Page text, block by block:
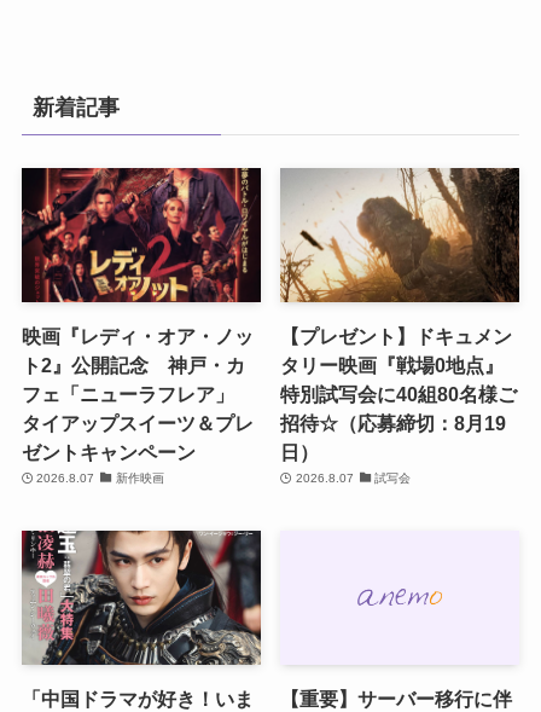
新着記事
映画『レディ・オア・ノッ
ト2』公開記念 神戸・カ
フェ「ニューラフレア」
タイアップスイーツ＆プレ
ゼントキャンペーン
2026.8.07 新作映画
【プレゼント】ドキュメン
タリー映画『戦場0地点』
特別試写会に40組80名様ご
招待☆（応募締切：8月19
日）
2026.8.07 試写会
「中国ドラマが好き！いま
【重要】サーバー移行に伴